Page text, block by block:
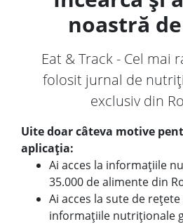
noastră
Eat & Track - Cel mai
folosit jurnal de
exclusiv din
Uite doar câteva motive
aplicația:
Ai acces la informațiile
35.000 de alimente din
Ai acces la sute de
informațiile nutriționale